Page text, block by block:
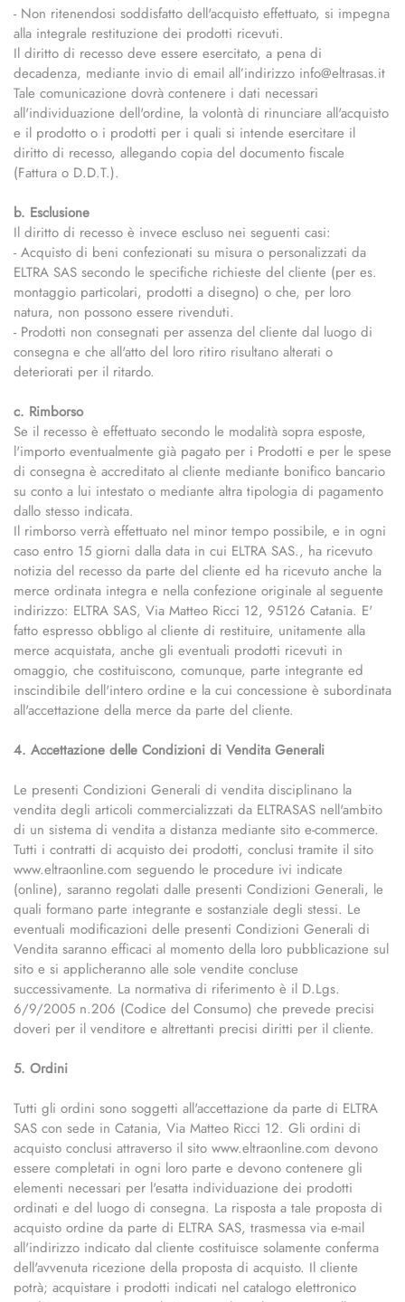
- Non ritenendosi soddisfatto dell'acquisto effettuato, si impegna
alla integrale restituzione dei prodotti ricevuti.
Il diritto di recesso deve essere esercitato, a pena di
decadenza, mediante invio di email all’indirizzo info@eltrasas.it
Tale comunicazione dovrà contenere i dati necessari
all'individuazione dell'ordine, la volontà di rinunciare all'acquisto
e il prodotto o i prodotti per i quali si intende esercitare il
diritto di recesso, allegando copia del documento fiscale
(Fattura o D.D.T.).
b. Esclusione
Il diritto di recesso è invece escluso nei seguenti casi:
- Acquisto di beni confezionati su misura o personalizzati da
ELTRA SAS secondo le specifiche richieste del cliente (per es.
montaggio particolari, prodotti a disegno) o che, per loro
natura, non possono essere rivenduti.
- Prodotti non consegnati per assenza del cliente dal luogo di
consegna e che all'atto del loro ritiro risultano alterati o
deteriorati per il ritardo.
c. Rimborso
Se il recesso è effettuato secondo le modalità sopra esposte,
l'importo eventualmente già pagato per i Prodotti e per le spese
di consegna è accreditato al cliente mediante bonifico bancario
su conto a lui intestato o mediante altra tipologia di pagamento
dallo stesso indicata.
Il rimborso verrà effettuato nel minor tempo possibile, e in ogni
caso entro 15 giorni dalla data in cui ELTRA SAS., ha ricevuto
notizia del recesso da parte del cliente ed ha ricevuto anche la
merce ordinata integra e nella confezione originale al seguente
indirizzo: ELTRA SAS, Via Matteo Ricci 12, 95126 Catania. E'
fatto espresso obbligo al cliente di restituire, unitamente alla
merce acquistata, anche gli eventuali prodotti ricevuti in
omaggio, che costituiscono, comunque, parte integrante ed
inscindibile dell'intero ordine e la cui concessione è subordinata
all'accettazione della merce da parte del cliente.
4. Accettazione delle Condizioni di Vendita Generali
Le presenti Condizioni Generali di vendita disciplinano la
vendita degli articoli commercializzati da ELTRASAS nell'ambito
di un sistema di vendita a distanza mediante sito e-commerce.
Tutti i contratti di acquisto dei prodotti, conclusi tramite il sito
www.eltraonline.com seguendo le procedure ivi indicate
(online), saranno regolati dalle presenti Condizioni Generali, le
quali formano parte integrante e sostanziale degli stessi. Le
eventuali modificazioni delle presenti Condizioni Generali di
Vendita saranno efficaci al momento della loro pubblicazione sul
sito e si applicheranno alle sole vendite concluse
successivamente. La normativa di riferimento è il D.Lgs.
6/9/2005 n.206 (Codice del Consumo) che prevede precisi
doveri per il venditore e altrettanti precisi diritti per il cliente.
5. Ordini
Tutti gli ordini sono soggetti all'accettazione da parte di ELTRA
SAS con sede in Catania, Via Matteo Ricci 12. Gli ordini di
acquisto conclusi attraverso il sito www.eltraonline.com devono
essere completati in ogni loro parte e devono contenere gli
elementi necessari per l'esatta individuazione dei prodotti
ordinati e del luogo di consegna. La risposta a tale proposta di
acquisto ordine da parte di ELTRA SAS, trasmessa via e-mail
all'indirizzo indicato dal cliente costituisce solamente conferma
dell'avvenuta ricezione della proposta di acquisto. Il cliente
potrà; acquistare i prodotti indicati nel catalogo elettronico